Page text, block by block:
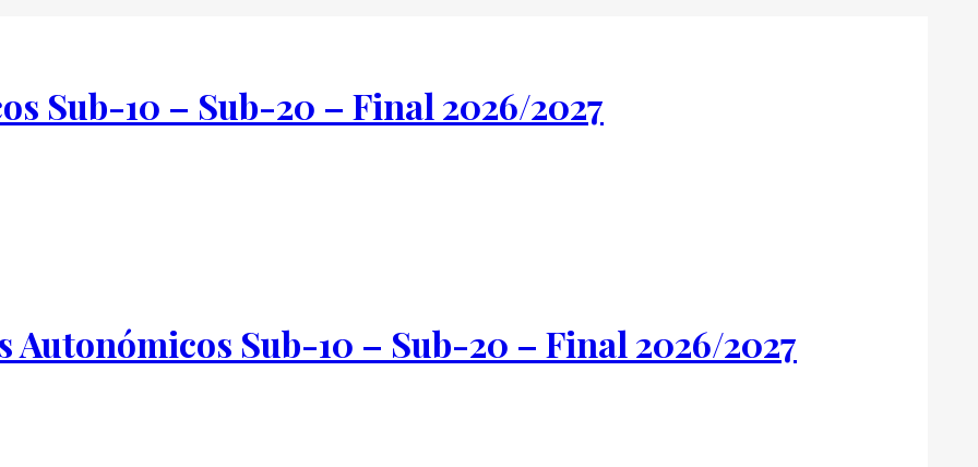
Sub-10 – Sub-20 – Final 2026/2027
Sub-10 – Sub-20 – Final 2026/2027